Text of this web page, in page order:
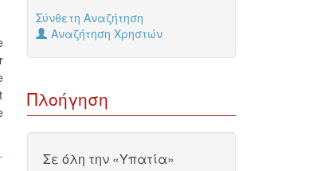
Σύνθετη Αναζήτηση
Αναζήτηση Χρηστών
Πλοήγηση
Σε όλη την «Υπατία»